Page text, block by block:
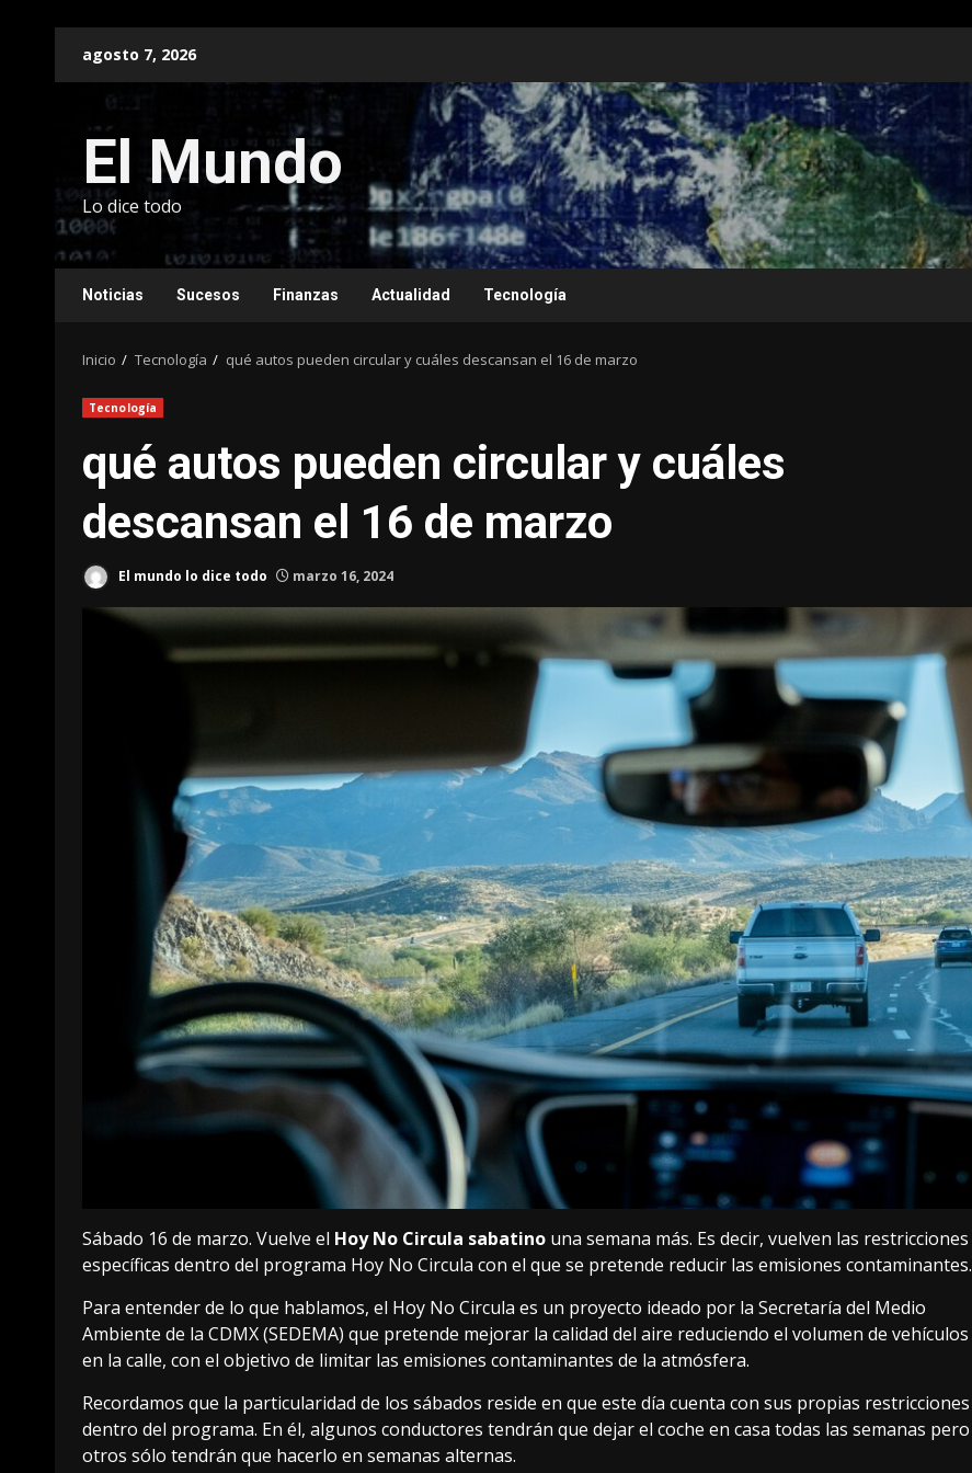
agosto 7, 2026
El Mundo
Lo dice todo
Noticias Sucesos Finanzas Actualidad Tecnología
Inicio Tecnología qué autos pueden circular y cuáles descansan el 16 de marzo
Tecnología
qué autos pueden circular y cuáles
descansan el 16 de marzo
El mundo lo dice todo marzo 16, 2024
Sábado 16 de marzo. Vuelve el Hoy No Circula sabatino una semana más. Es decir, vuelven las restricciones
específicas dentro del programa Hoy No Circula con el que se pretende reducir las emisiones contaminantes.
Para entender de lo que hablamos, el Hoy No Circula es un proyecto ideado por la Secretaría del Medio
Ambiente de la CDMX(SEDEMA) que pretende mejorar la calidad del aire reduciendo el volumen de vehículos
en la calle, con el objetivo de limitar las emisiones contaminantes de la atmósfera.
Recordamos que la particularidad de los sábados reside en que este día cuenta con sus propias restricciones
dentro del programa. En él, algunos conductores tendrán que dejar el coche en casa todas las semanas pero
otros sólo tendrán que hacerlo en semanas alternas.